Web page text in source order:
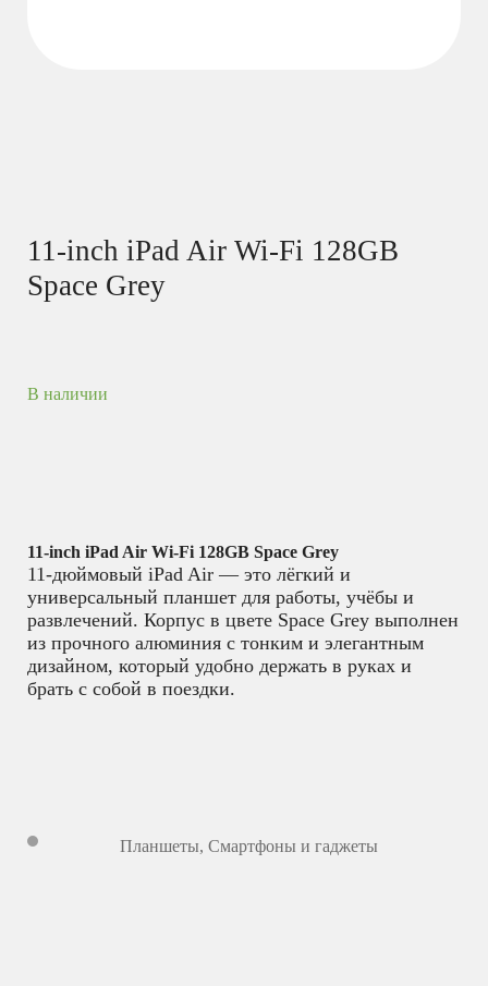
11-inch iPad Air Wi-Fi 128GB
Space Grey
В наличии
11-inch iPad Air Wi-Fi 128GB Space Grey
11-дюймовый iPad Air — это лёгкий и
универсальный планшет для работы, учёбы и
развлечений. Корпус в цвете Space Grey выполнен
из прочного алюминия с тонким и элегантным
дизайном, который удобно держать в руках и
брать с собой в поездки.
Планшеты, Смартфоны и гаджеты